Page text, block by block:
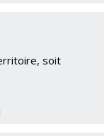
soit